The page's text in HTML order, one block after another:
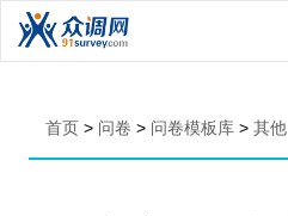
首页 > 问卷 > 问卷模板库 >其他